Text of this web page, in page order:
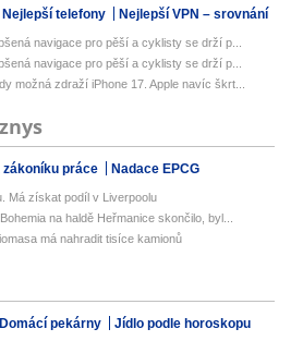
Nejlepší telefony Nejlepší VPN – srovnání
navigace pro pěší a cyklisty se drží p...
navigace pro pěší a cyklisty se drží p...
možná zdraží iPhone 17. Apple navíc škrt...
zákoníku práce Nadace EPCG
Má získat podíl v Liverpoolu
na haldě Heřmanice skončilo, byl...
má nahradit tisíce kamionů
Domácí pekárny Jídlo podle horoskopu